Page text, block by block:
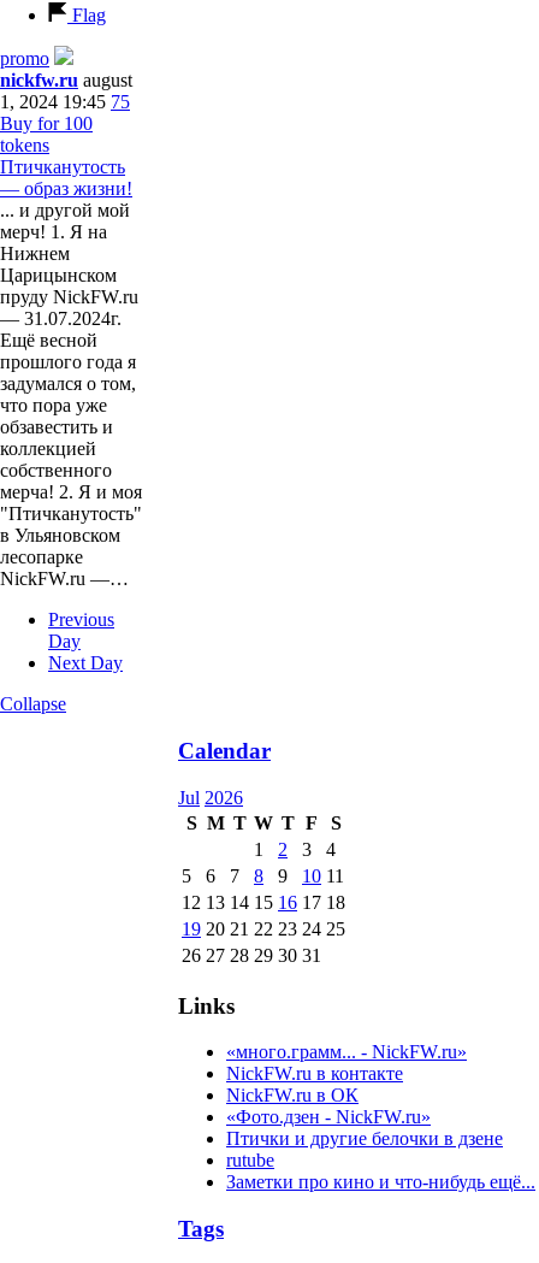
Flag
promo
nickfw.ru august
1, 2024 19:45 75
Buy for 100
tokens
Птичканутость
— образ жизни!
... и другой мой
мерч! 1. Я на
Нижнем
Царицынском
пруду NickFW.ru
— 31.07.2024г.
Ещё весной
прошлого года я
задумался о том,
что пора уже
обзавестить и
коллекцией
собственного
мерча! 2. Я и моя
"Птичканутость"
в Ульяновском
лесопарке
NickFW.ru —…
Previous
Day
Next Day
Collapse
Calendar
Jul 2026
S M T W T F
S
1
2 3
4
5
6 7 8 9 10 11
12 13 14 15 16 17 18
19 20 21 22 23 24 25
26 27 28 29 30 31
Links
«много.грамм... - NickFW.ru»
NickFW.ru в контакте
NickFW.ru в ОК
«Фото.дзен - NickFW.ru»
Птички и другие белочки в дзене
rutube
Заметки про кино и что-нибудь ещё...
Tags